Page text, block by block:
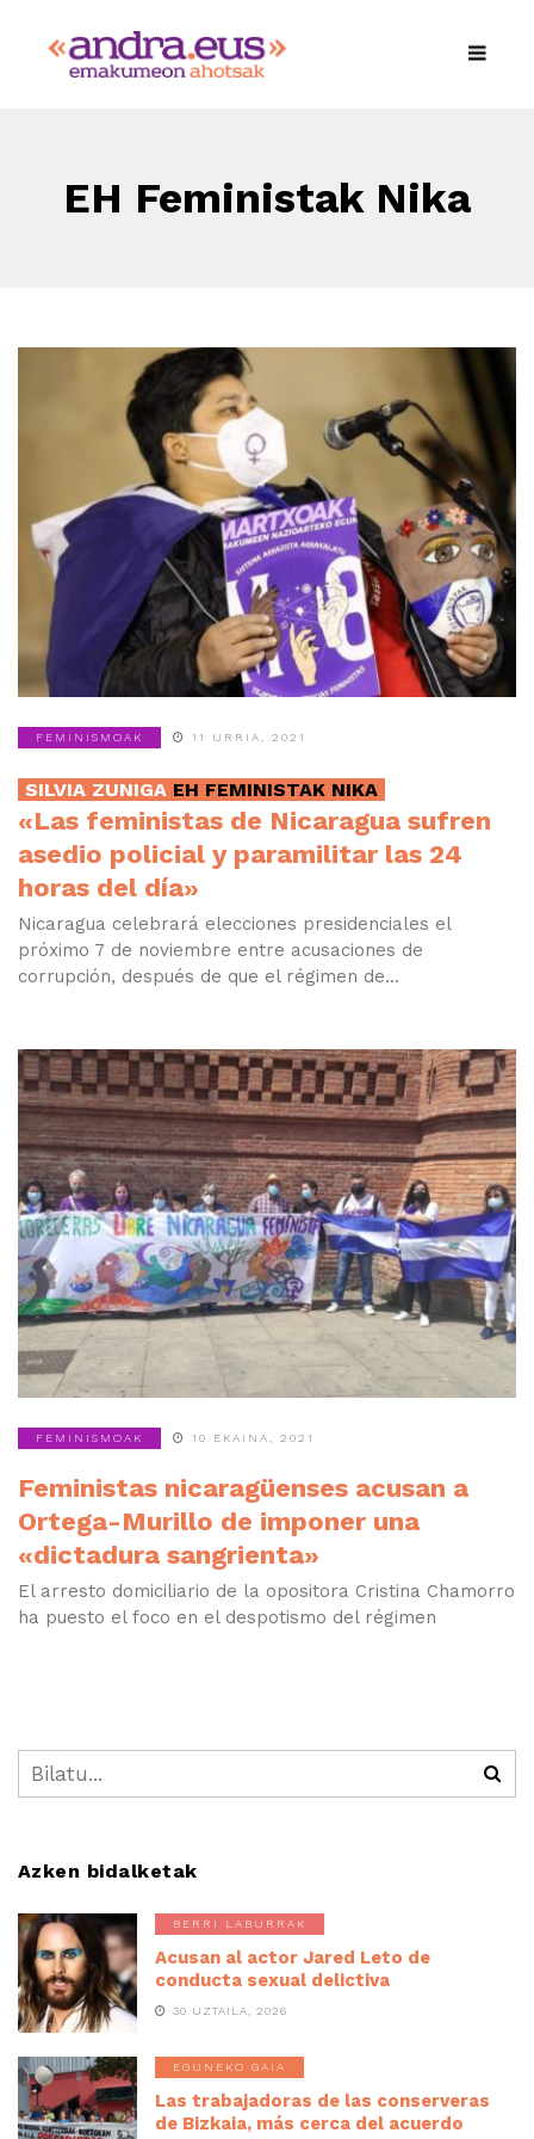
EH Feministak Nika
FEMINISMOAK 11 URRIA, 2021
SILVIA ZUNIGA EH FEMINISTAK NIKA
«Las feministas de Nicaragua sufren
asedio policial y paramilitar las 24
horas del día»
Nicaragua celebrará elecciones presidenciales el
próximo 7 de noviembre entre acusaciones de
corrupción, después de que el régimen de...
FEMINISMOAK 10 EKAINA, 2021
Feministas nicaragüenses acusan a
Ortega-Murillo de imponer una
«dictadura sangrienta»
El arresto domiciliario de la opositora Cristina Chamorro
ha puesto el foco en el despotismo del régimen
Azken bidalketak
BERRI LABURRAK
Acusan al actor Jared Leto de
conducta sexual delictiva
30 UZTAILA, 2026
EGUNEKO GAIA
Las trabajadoras de las conserveras
de Bizkaia, más cerca del acuerdo